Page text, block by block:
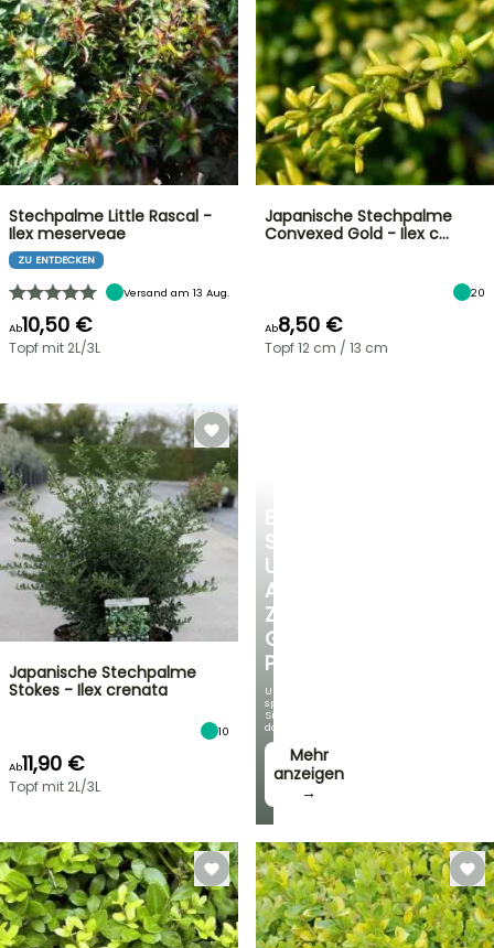
SIE
UNSERE
AUSWAHL
ZU
GÜNSTIGEN
PREISEN
Und
sparen
Sie
dabei!
Mehr
anzeigen
→
Stechpalme Little Rascal -
Ilex meserveae
ZU ENTDECKEN
Versand am 13 Aug.
Ab10,50 €
Topf mit 2L/3L
Japanische Stechpalme
Convexed Gold - Ilex c…
20
Ab8,50 €
Topf 12 cm / 13 cm
Japanische Stechpalme
Stokes - Ilex crenata
10
Ab11,90 €
Topf mit 2L/3L